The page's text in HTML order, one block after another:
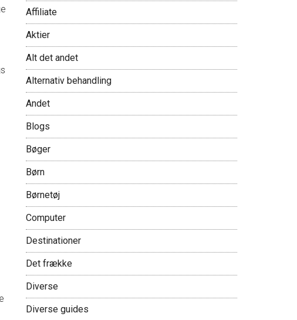
Affiliate
Aktier
Alt det andet
Alternativ behandling
Andet
Blogs
Bøger
Børn
Børnetøj
Computer
Destinationer
Det frække
Diverse
Diverse guides